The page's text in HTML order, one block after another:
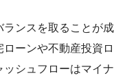
ンスを取ることが成
ーンや不動産投資ロ
シュフローはマイナ